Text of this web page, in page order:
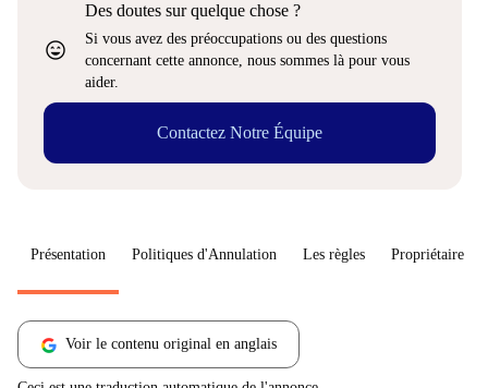
sentiment_very_satisfied
Des doutes sur quelque chose ?
Si vous avez des préoccupations ou des questions
concernant cette annonce, nous sommes là pour vous
aider.
Contactez Notre Équipe
Présentation Politiques d'Annulation Les règles Propriétaire
Voir le contenu original en anglais